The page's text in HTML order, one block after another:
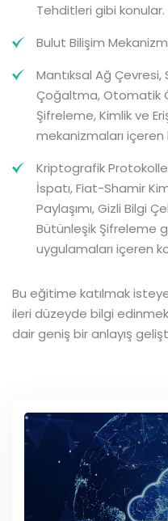
Tehditleri gibi konular.
Bulut Bilişim
Mantıksal Ağ
Çoğaltma, Otomatik
Şifreleme, Kimlik ve
mekanizmaları içeren
Kriptografik
İspatı, Fiat-Shamir
Paylaşımı, Gizli Bilgi
Bütünleşik Şifreleme
uygulamaları içeren
Bu eğitime katılmak
ileri düzeyde bilgi
dair geniş bir anlayış